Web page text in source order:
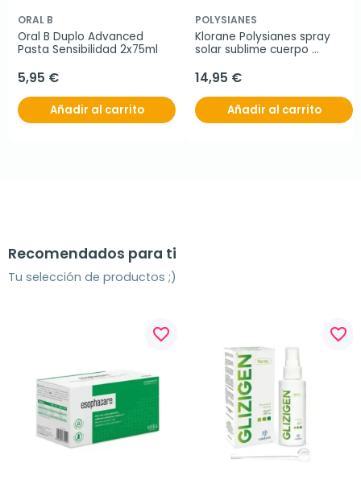
ORAL B
Oral B Duplo Advanced
Pasta Sensibilidad 2x75ml
5,95 €
Añadir al carrito
POLYSIANES
Klorane Polysianes spray
solar sublime cuerpo
14,95 €
Añadir al carrito
Recomendados para ti
Tu selección de productos ;)
favorite_border favorite_border